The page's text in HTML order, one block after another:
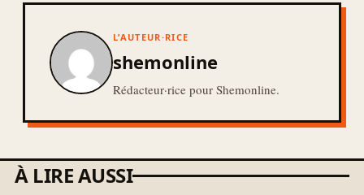
L’AUTEUR·RICE
shemonline
Rédacteur·rice pour Shemonline.
À LIRE AUSSI